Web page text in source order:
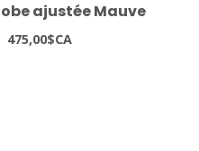
ajustée Mauve
475,00$CA